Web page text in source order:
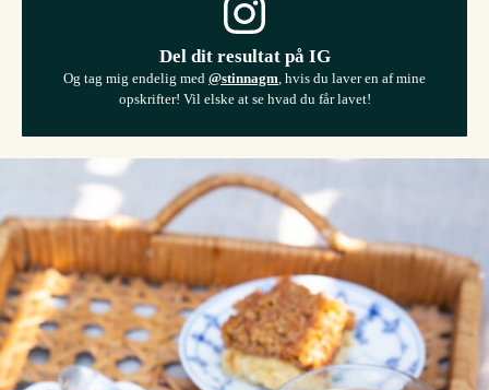
Del dit resultat på IG
Og tag mig endelig med @stinnagm, hvis du laver en af mine
opskrifter! Vil elske at se hvad du får lavet!